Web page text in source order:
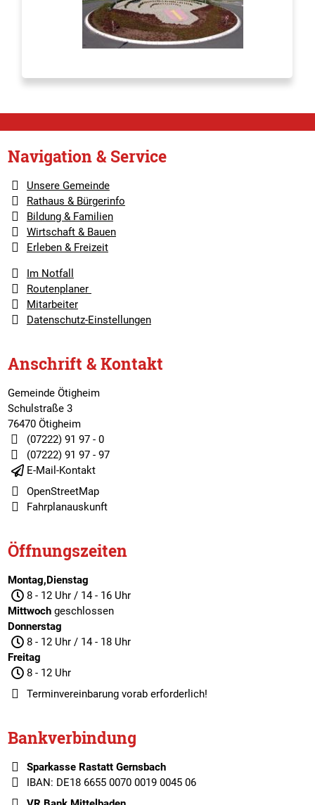
Navigation & Service
Unsere Gemeinde
Rathaus & Bürgerinfo
Bildung & Familien
Wirtschaft & Bauen
Erleben & Freizeit
Im Notfall
Routenplaner
Mitarbeiter
Datenschutz-Einstellungen
Anschrift & Kontakt
Gemeinde Ötigheim
Schulstraße 3
76470 Ötigheim
(07222) 91 97 - 0
(07222) 91 97 - 97
E-Mail-Kontakt
OpenStreetMap
Fahrplanauskunft
Öffnungszeiten
Montag,Dienstag
8 - 12 Uhr / 14 - 16 Uhr
Mittwochgeschlossen
Donnerstag
8 - 12 Uhr / 14 - 18 Uhr
Freitag
8 - 12 Uhr
Terminvereinbarungvorab erforderlich!
Bankverbindung
Sparkasse Rastatt Gernsbach
IBAN: DE18 6655 0070 0019 0045 06